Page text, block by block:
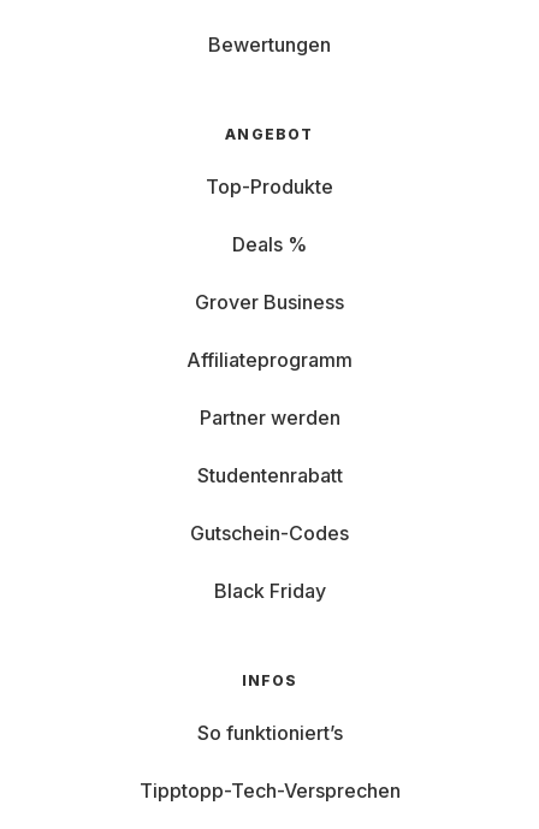
Bewertungen
ANGEBOT
Top-Produkte
Deals %
Grover Business
Affiliateprogramm
Partner werden
Studentenrabatt
Gutschein-Codes
Black Friday
INFOS
So funktioniert’s
Tipptopp-Tech-Versprechen